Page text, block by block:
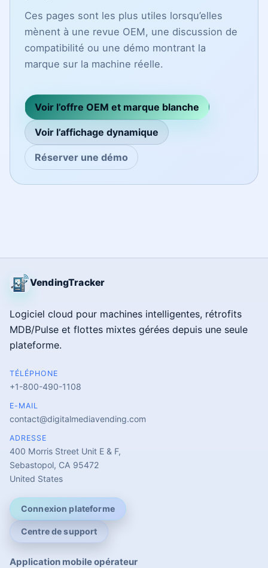
Ces pages sont les plus utiles lorsqu’elles
mènent à une revue OEM, une discussion de
compatibilité ou une démo montrant la
marque sur la machine réelle.
Voir l’offre OEM et marque blanche
Voir l’affichage dynamique
Réserver une démo
VendingTracker
Logiciel cloud pour machines intelligentes, rétrofits
MDB/Pulse et flottes mixtes gérées depuis une seule
plateforme.
TÉLÉPHONE
+1-800-490-1108
E-MAIL
contact@digitalmediavending.com
ADRESSE
400 Morris Street Unit E & F,
Sebastopol, CA 95472
United States
Connexion plateforme
Centre de support
Application mobile opérateur